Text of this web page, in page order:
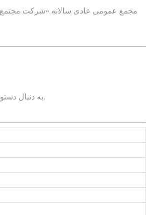
به دنبال دستور رئیس جمهور روحانی در مورد آزاد کردن و امکان واگذاری معادن به مردم، به این منظور نشست تخصصی کارشناسان در محل وزارت صمت مربوطه برگزار شد.